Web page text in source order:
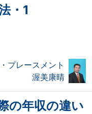
・1
プレースメント
渥美康晴
の年収の違い